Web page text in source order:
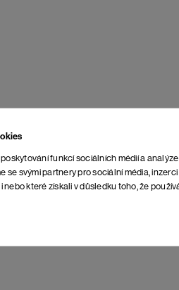
funkcí sociálních médií a
se svými partnery pro sociální média,
které získali v důsledku toho, že